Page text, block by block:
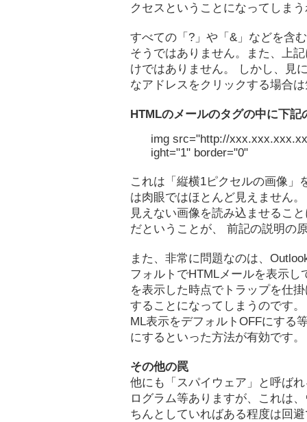
クセスということになってしま
すべての「?」や「&」などを含
そうではありません。また、上
けではありません。 しかし、見
なアドレスをクリックする場合
HTMLのメールのタグの中に下
img src="http://
ight="1" border="0"
これは「縦横1ピクセルの画像」
は肉眼ではほとんど見えません
見えない画像を読み込ませるこ
だということが、 前記の説明の
また、非常に問題なのは、
フォルトでHTMLメールを表示
を表示した時点でトラップを仕
することになってしまうのです
ML表示をデフォルトOFFにする
にするといった方法が有効です。
その他の罠
他にも「スパイウェア」と呼ば
ログラム等ありますが、これは
ちんとしていればある程度は回